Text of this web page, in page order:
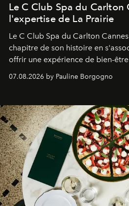
Le C Club Spa du Carlton
l'expertise de La Prairie
Le C Club Spa du Carlton
chapitre de son histoire en
offrir une expérience de bien-
07.08.2026 by Pauline Borgogno